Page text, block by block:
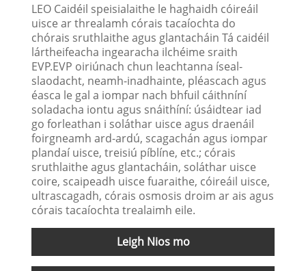
LEO Caidéil speisialaithe le haghaidh cóireáil
uisce ar threalamh córais tacaíochta do
chórais sruthlaithe agus glantacháin Tá caidéil
lártheifeacha ingearacha ilchéime sraith
EVP.EVP oiriúnach chun leachtanna íseal-
slaodacht, neamh-inadhainte, pléascach agus
éasca le gal a iompar nach bhfuil cáithníní
soladacha iontu agus snáithíní: úsáidtear iad
go forleathan i soláthar uisce agus draenáil
foirgneamh ard-ardú, scagachán agus iompar
plandaí uisce, treisiú píblíne, etc.; córais
sruthlaithe agus glantacháin, soláthar uisce
coire, scaipeadh uisce fuaraithe, cóireáil uisce,
ultrascagadh, córais osmosis droim ar ais agus
córais tacaíochta trealaimh eile.
Leigh Nios mo